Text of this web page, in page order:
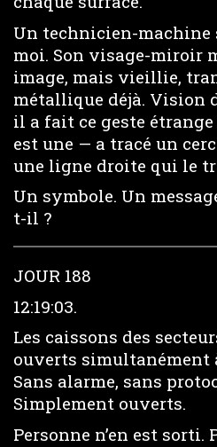
Un technicien-machine
moi. Son visage-miroir
image, mais vieillie,
métallique déjà. Vision
il a fait ce geste étrange
est une — a tracé un
une ligne droite qui le
Un symbole. Un
t-il ?
JOUR 188
12:19:03.
Les caissons des
ouverts simultanément
Sans alarme, sans
Simplement ouverts.
Personne n’en est sorti.